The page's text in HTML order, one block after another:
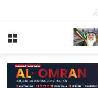
تنتهك الاتفاق المؤقت